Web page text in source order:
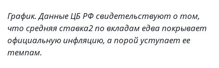
График. Данные ЦБ РФ свидетельствуют о том,
что средняя ставка2по вкладам едва покрывает
официальную инфляцию, а порой уступает ее
темпам.